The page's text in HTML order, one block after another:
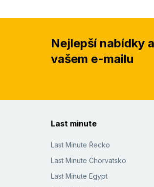
Nejlepší nabídky
vašem e-mailu
Last minute
Last Minute Řecko
Last Minute Chorvatsko
Last Minute Egypt